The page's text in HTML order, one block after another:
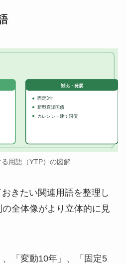
対比・発展
固定3年
新型窓販国債
カレンシー建て国債
用語（YTP）の図解
きたい関連用語を整理し
全体像がより立体的に見
「変動10年」、「固定5